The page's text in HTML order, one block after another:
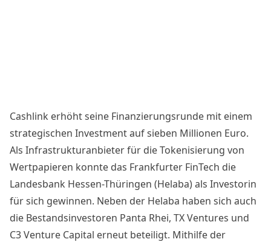
Cashlink erhöht seine Finanzierungsrunde mit einem
strategischen Investment auf sieben Millionen Euro.
Als Infrastrukturanbieter für die Tokenisierung von
Wertpapieren konnte das Frankfurter FinTech die
Landesbank Hessen-Thüringen (Helaba) als Investorin
für sich gewinnen. Neben der Helaba haben sich auch
die Bestandsinvestoren Panta Rhei, TX Ventures und
C3 Venture Capital erneut beteiligt. Mithilfe der